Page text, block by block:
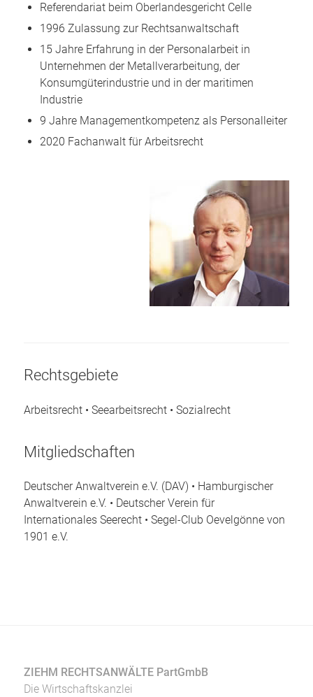
Referendariat beim Oberlandesgericht Celle
1996 Zulassung zur Rechtsanwaltschaft
15 Jahre Erfahrung in der Personalarbeit in
Unternehmen der Metallverarbeitung, der
Konsumgüterindustrie und in der maritimen
Industrie
9 Jahre Managementkompetenz als Personalleiter
2020 Fachanwalt für Arbeitsrecht
Rechtsgebiete
Arbeitsrecht • Seearbeitsrecht • Sozialrecht
Mitgliedschaften
Deutscher Anwaltverein e.V. (DAV) • Hamburgischer
Anwaltverein e.V. • Deutscher Verein für
Internationales Seerecht • Segel-Club Oevelgönne von
1901 e.V.
ZIEHM RECHTSANWÄLTE PartGmbB
Die Wirtschaftskanzlei